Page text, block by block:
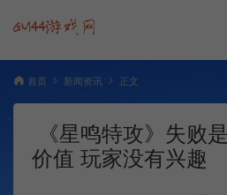
首页 新闻资讯 正文
《星鸣特攻》失败
价值 玩家没有兴趣